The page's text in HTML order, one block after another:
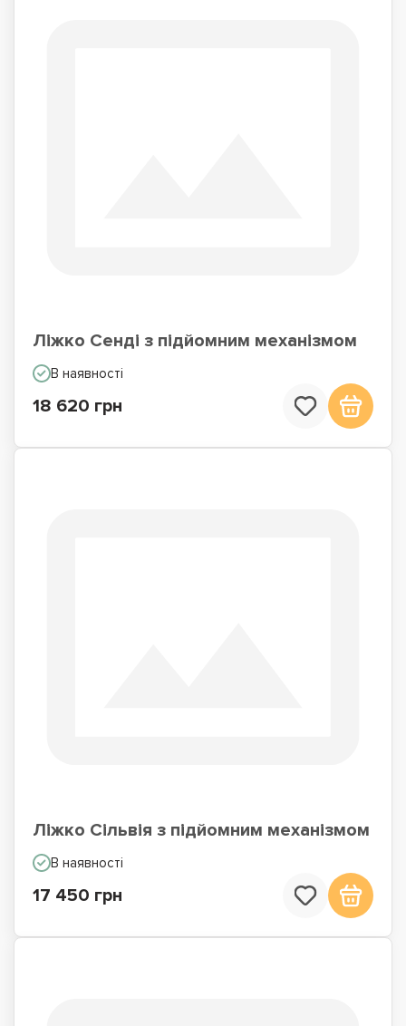
Ліжко Сенді з підйомним механізмом
В наявності
18 620 грн
Ліжко Сільвія з підйомним механізмом
В наявності
17 450 грн